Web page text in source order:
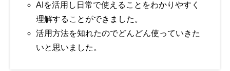
AIを活用し日常で使えることをわかりやすく
理解することができました。
活用方法を知れたのでどんどん使っていきた
いと思いました。